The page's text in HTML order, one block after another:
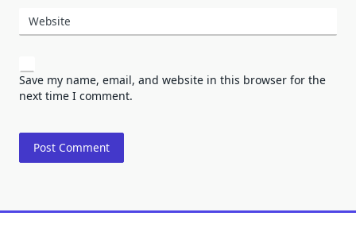
Website
Save my name, email, and website in this browser for the
next time I comment.